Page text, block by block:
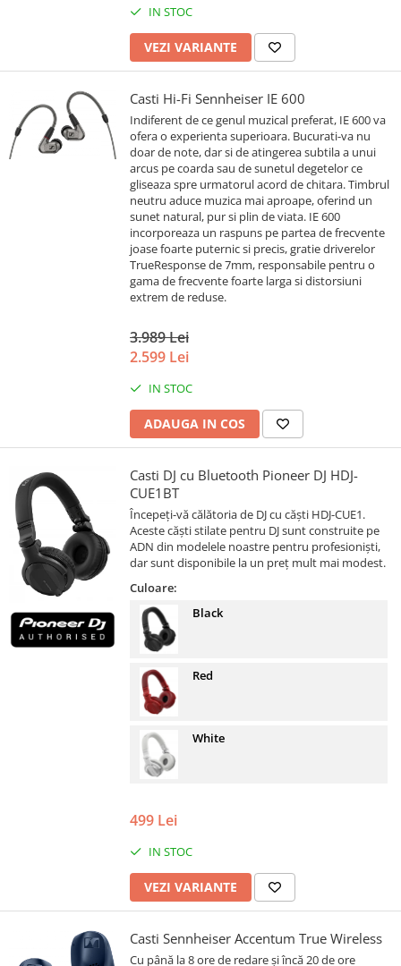
IN STOC
VEZI VARIANTE
Casti Hi-Fi Sennheiser IE 600
Indiferent de ce genul muzical preferat, IE 600 va
ofera o experienta superioara. Bucurati-va nu
doar de note, dar si de atingerea subtila a unui
arcus pe coarda sau de sunetul degetelor ce
gliseaza spre urmatorul acord de chitara. Timbrul
neutru aduce muzica mai aproape, oferind un
sunet natural, pur si plin de viata. IE 600
incorporeaza un raspuns pe partea de frecvente
joase foarte puternic si precis, gratie driverelor
TrueResponse de 7mm, responsabile pentru o
gama de frecvente foarte larga si distorsiuni
extrem de reduse.
3.989 Lei
2.599 Lei
IN STOC
ADAUGA IN COS
Casti DJ cu Bluetooth Pioneer DJ HDJ-
CUE1BT
Începeți-vă călătoria de DJ cu căști HDJ-CUE1.
Aceste căști stilate pentru DJ sunt construite pe
ADN din modelele noastre pentru profesioniști,
dar sunt disponibile la un preț mult mai modest.
Culoare:
Black
Red
White
499 Lei
IN STOC
VEZI VARIANTE
Casti Sennheiser Accentum True Wireless
Cu până la 8 ore de redare și încă 20 de ore